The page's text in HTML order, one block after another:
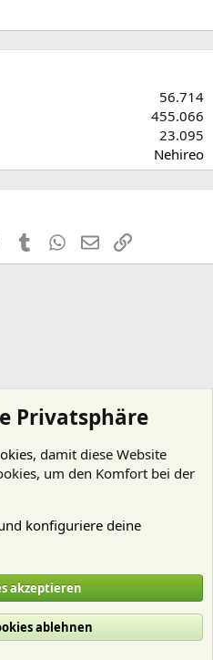
56.714
455.066
23.095
Nehireo
PinterestTumblr WhatsApp
E-MailLink
Hilfe und Impressum
Privatsphäre
, damit diese Website
um den Komfort bei der
konfiguriere deine
akzeptieren
ablehnen